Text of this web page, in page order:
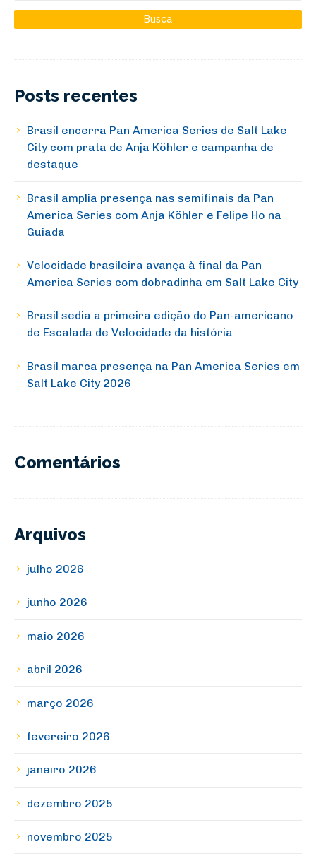
Posts recentes
Brasil encerra Pan America Series de Salt Lake
City com prata de Anja Köhler e campanha de
destaque
Brasil amplia presença nas semifinais da Pan
America Series com Anja Köhler e Felipe Ho na
Guiada
Velocidade brasileira avança à final da Pan
America Series com dobradinha em Salt Lake City
Brasil sedia a primeira edição do Pan-americano
de Escalada de Velocidade da história
Brasil marca presença na Pan America Series em
Salt Lake City 2026
Comentários
Arquivos
julho 2026
junho 2026
maio 2026
abril 2026
março 2026
fevereiro 2026
janeiro 2026
dezembro 2025
novembro 2025